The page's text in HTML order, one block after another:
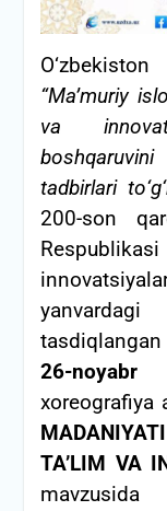
“Ma’muriy
va
tadbirlari
200-son
26-noyabr
xoreografiya
TA’LIM VA